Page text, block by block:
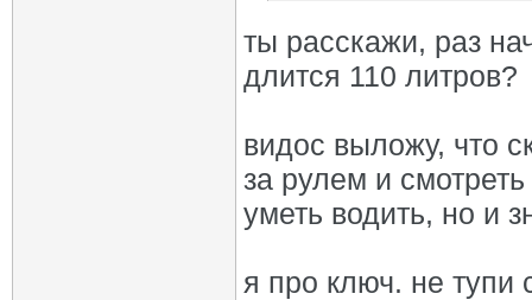
ты расскажи, раз
длится 110 литров?
видос выложу, что
за рулем и
уметь водить, но и
я про ключ. не тупи